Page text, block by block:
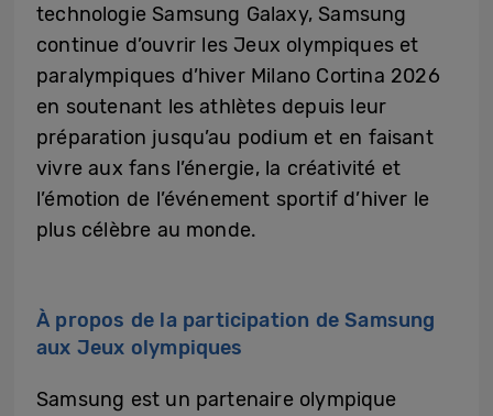
technologie Samsung Galaxy, Samsung
continue d’ouvrir les Jeux olympiques et
paralympiques d’hiver Milano Cortina 2026
en soutenant les athlètes depuis leur
préparation jusqu’au podium et en faisant
vivre aux fans l’énergie, la créativité et
l’émotion de l’événement sportif d’hiver le
plus célèbre au monde.
À propos de la participation de Samsung
aux Jeux olympiques
Samsung est un partenaire olympique